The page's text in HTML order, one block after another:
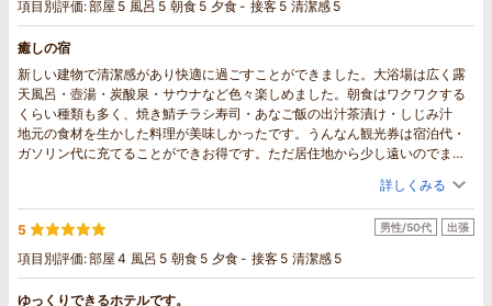
項目別評価:部屋 5 風呂 5 朝食 5 夕食- 接客 5 清潔感 5
癒しの宿
新しい建物で清潔感があり快適に過ごすことができました。大浴場は広く露
天風呂・壺湯・炭酸泉・サウナなど色々楽しめました。朝食はワクワクする
くらい種類も多く、焼き鯖チラシ寿司・あなご飯の出汁茶漬け・しじみ汁
地元の食材を生かした料理が美味しかったです。うんなん観光券は宿泊代・
ガソリン代に充てることができお得です。ただ居住地から少し遠いのでまた
詳しくみる
5
項目別評価:部屋 4 風呂 5 朝食 5 夕食- 接客 5 清潔感 5
男性/50代 出張
ゆっくりできるホテルです。